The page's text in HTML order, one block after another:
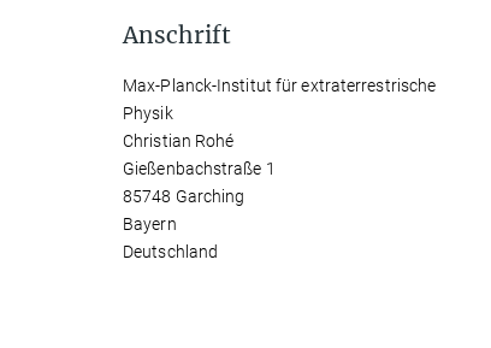
Anschrift
Max-Planck-Institut für extraterrestrische
Physik
Christian Rohé
Gießenbachstraße 1
85748 Garching
Bayern
Deutschland